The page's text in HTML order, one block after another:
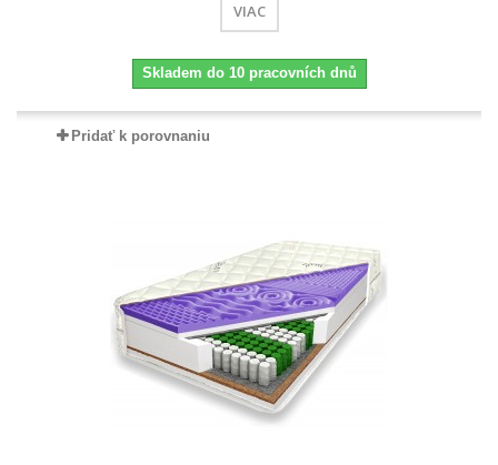
VIAC
Skladem do 10 pracovních dnů
Pridať k porovnaniu